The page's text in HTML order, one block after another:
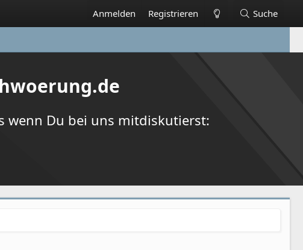
Anmelden Registrieren Suche
wenn Du bei uns mitdiskutierst: